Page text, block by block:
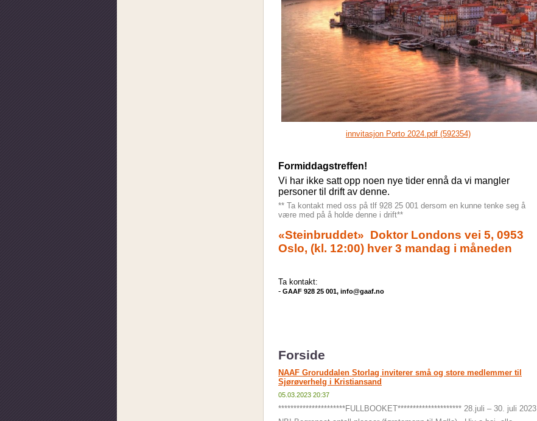
innvitasjon Porto 2024.pdf (592354)
Formiddagstreffen!
Vi har ikke satt opp noen nye tider ennå da vi mangler
personer til drift av denne.
** Ta kontakt med oss på tlf 928 25 001 dersom en kunne tenke seg å
være med på å holde denne i drift**
«Steinbruddet» Doktor Londons vei 5, 0953
Oslo, (kl. 12:00) hver 3 mandag i måneden
Ta kontakt:
- GAAF 928 25 001, info@gaaf.no
Forside
NAAF Groruddalen Storlag inviterer små og store medlemmer til
Sjørøverhelg i Kristiansand
05.03.2023 20:37
**********************FULLBOOKET********************* 28.juli – 30. juli 2023